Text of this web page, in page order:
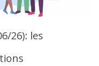
26): les